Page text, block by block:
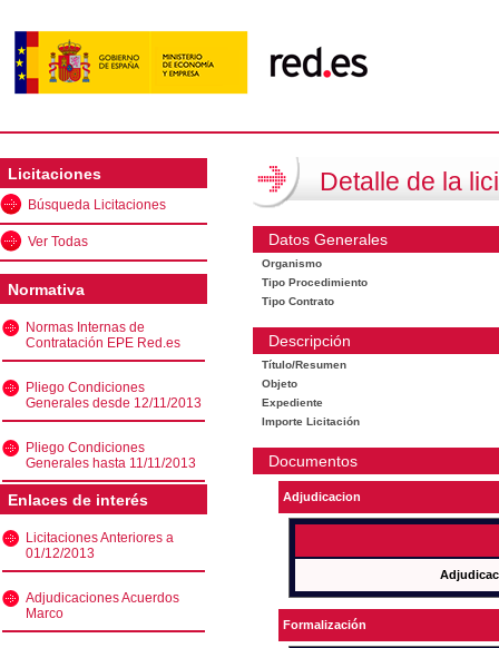
Licitaciones
Búsqueda Licitaciones
Ver Todas
Normativa
Normas Internas de
Contratación EPE Red.es
Pliego Condiciones
Generales desde 12/11/2013
Pliego Condiciones
Generales hasta 11/11/2013
Enlaces de interés
Licitaciones Anteriores a
01/12/2013
Adjudicaciones Acuerdos
Marco
Detalle de la
Datos Generales
Organismo
Tipo Procedimiento
Tipo Contrato
Descripción
Título/Resumen
Objeto
Expediente
Importe Licitación
Documentos
Adjudicacion
Formalización